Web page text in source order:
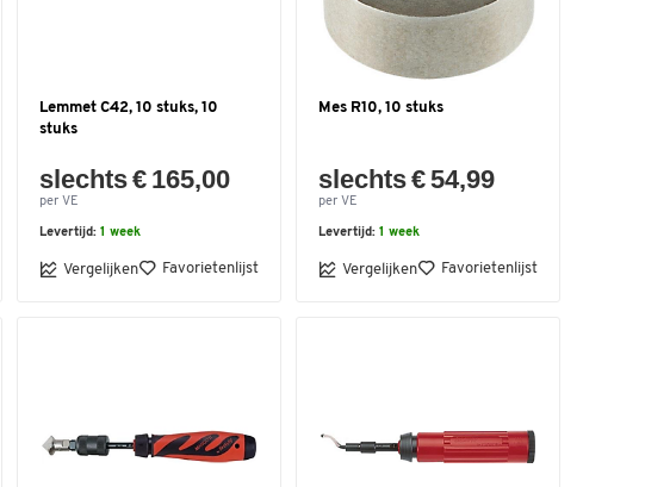
Lemmet C42, 10 stuks, 10
stuks
slechts € 165,00
per VE
Levertijd: 1 week
Vergelijken Favorietenlijst
Mes R10, 10 stuks
slechts € 54,99
per VE
Levertijd: 1 week
Vergelijken Favorietenlijst